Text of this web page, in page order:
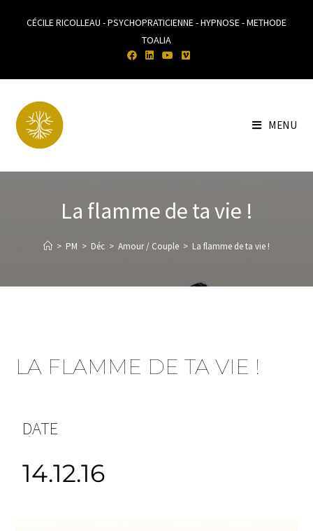
CÉCILE RICOLLEAU - PSYCHOPRATICIENNE - HYPNOSE - METHODE
TOALIA
MENU
La flamme de ta vie !
> PM > Déc > Amour / Couple > La flamme de ta vie !
LA FLAMME DE TA VIE !
DATE
14.12.16